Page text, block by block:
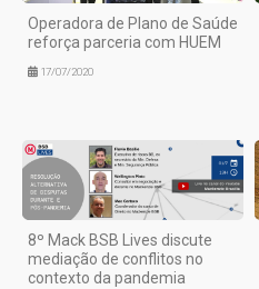
Operadora de Plano de Saúde
reforça parceria com HUEM
17/07/2020
8º Mack BSB Lives discute
mediação de conflitos no
contexto da pandemia